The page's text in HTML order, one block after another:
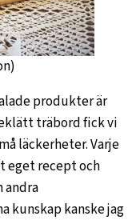
produkter är
träbord fick vi
läckerheter. Varje
eget recept och
andra
kunskap kanske jag